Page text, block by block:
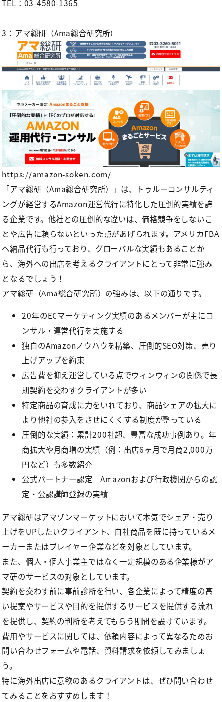
TEL：03-4580-1365
3：アマ総研（Ama総合研究所）
https://amazon-soken.com/
「アマ総研（Ama総合研究所）」 は、トゥルーコンサルティ
ングが経営するAmazon運営代行に特化した圧倒的実績を誇
る企業です。他社との圧倒的な違いは、価格競争をしないこ
とや広告に頼らないといった点があげられます。アメリカFBA
へ納品代行も行っており、グローバルな実績もあることか
ら、海外への出店を考えるクライアントにとって非常に強み
となるでしょう！
アマ総研（Ama総合研究所）の強みは、以下の通りです。
20年のECマーケティング実績のあるメンバーが主にコ
ンサル・運営代行を実施する
独自のAmazonノウハウを構築、圧倒的SEO対策、売り
上げアップを約束
広告費を抑え運営している点でウィンウィンの関係で長
期契約を交わすクライアントが多い
特定商品の育成に力をいれており、商品シェアの拡大に
より他社の参入をさせにくくする制度が整っている
圧倒的な実績：累計200社超、豊富な成功事例あり。年
商拡大や月商増の実績（例：出店6ヶ月で月商2,000万
円など）も多数紹介
公式パートナー認定 Amazonおよび行政機関からの認
定・公認講師登録の実績
アマ総研はアマゾンマーケットにおいて本気でシェア・売り
上げをUPしたいクライアント、自社商品を既に持っているメ
ーカーまたはプレイヤー企業などを対象としています。
また、個人・個人事業主ではなく一定規模のある企業様がア
マ研のサービスの対象としています。
契約を交わす前に事前診断を行い、各企業によって精度の高
い提案やサービスや目的を提供するサービスを提供する流れ
を提供し、契約の判断を考えてもらう期間を設けています。
費用やサービスに関しては、依頼内容によって異なるためお
問い合わせフォームや電話、資料請求を依頼してみましょ
う。
特に海外出店に意欲のあるクライアントは、ぜひ問い合わせ
てみることをおすすめします！